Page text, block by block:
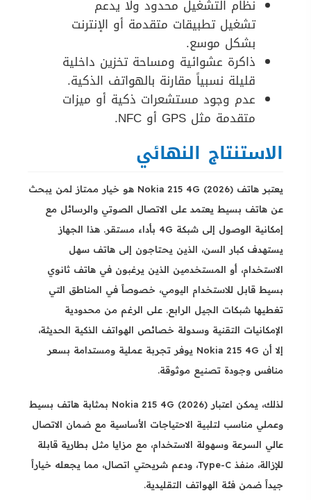
نظام التشغيل محدود ولا يدعم
تشغيل تطبيقات متقدمة أو الإنترنت
بشكل موسع.
ذاكرة عشوائية ومساحة تخزين داخلية
قليلة نسبياً مقارنة بالهواتف الذكية.
عدم وجود مستشعرات ذكية أو ميزات
متقدمة مثل GPS أو NFC.
الاستنتاج النهائي
يعتبر هاتف Nokia 215 4G (2026) هو خيار ممتاز لمن يبحث
عن هاتف بسيط يعتمد على الاتصال الصوتي والرسائل مع
إمكانية الوصول إلى شبكة 4G بأداء مستقر. هذا الجهاز
يستهدف كبار السن، الذين يحتاجون إلى هاتف سهل
الاستخدام، أو المستخدمين الذين يرغبون في هاتف ثانوي
بسيط قابل للاستخدام اليومي، خصوصاً في المناطق التي
تغطيها شبكات الجيل الرابع. على الرغم من محدودية
الإمكانيات التقنية وسدولة خصائص الهواتف الذكية الحديثة،
إلا أن Nokia 215 4G يوفر تجربة عملية ومستدامة بسعر
منافس وجودة تصنيع موثوقة.
لذلك، يمكن اعتبار Nokia 215 4G (2026) بمثابة هاتف بسيط
وعملي مناسب لتلبية الاحتياجات الأساسية مع ضمان الاتصال
عالي السرعة وسهولة الاستخدام، مع مزايا مثل بطارية قابلة
للإزالة، منفذ Type-C، ودعم شريحتي اتصال، مما يجعله خياراً
جيداً ضمن فئة الهواتف التقليدية.